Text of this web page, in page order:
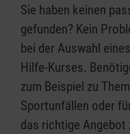
Sie haben keinen
gefunden? Kein
bei der Auswahl
Hilfe-Kurses.
zum Beispiel zu
Sportunfällen oder
das richtige Angebot